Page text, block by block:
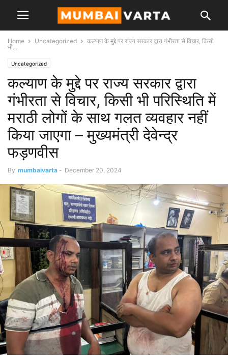
Home Uncategorized
कल्याण के मुद्दे पर राज्य सरकार द्वारा गंभीरता से विचार, किसी
भी...
Uncategorized
कल्याण के मुद्दे पर राज्य सरकार द्वारा
गंभीरता से विचार, किसी भी परिस्थिति में
मराठी लोगों के साथ गलत व्यवहार नहीं
किया जाएगा – मुख्यमंत्री देवेन्द्र
फड़णवीस
By mumbaivarta - December 20, 2024